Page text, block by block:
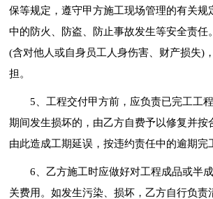
保等规定，遵守甲方施工现场管理的有关规
中的防火、防盗、防止事故发生等安全责任
(含对他人或自身员工人身伤害、财产损失)
担。
5、工程交付甲方前，应负责已完工工
期间发生损坏的，由乙方自费予以修复并按
由此造成工期延误，按违约责任中的逾期完
6、乙方施工时应做好对工程成品或半
关费用。如发生污染、损坏，乙方自行负责